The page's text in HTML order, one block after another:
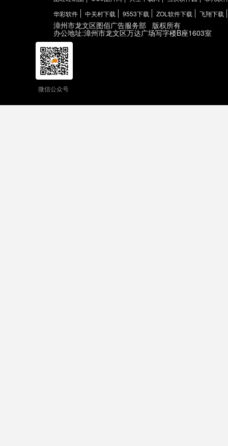
华彩软件
中关村下载 9553下载 ZOL软件下载 飞翔下载
漳州市龙文区图佰广告服务部 版权所有
办公地址:漳州市龙文区万达广场写字楼B座1603室
微信公众号